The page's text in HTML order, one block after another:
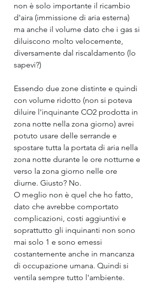
non è solo importante il ricambio
d'aira (immissione di aria esterna)
ma anche il volume dato che i gas si
diluiscono molto velocemente,
diversamente dal riscaldamento (lo
sapevi?)
Essendo due zone distinte e quindi
con volume ridotto (non si poteva
diluire l'inquinante CO2 prodotta in
zona notte nella zona giorno) avrei
potuto usare delle serrande e
spostare tutta la portata di aria nella
zona notte durante le ore notturne e
verso la zona giorno nelle ore
diurne. Giusto? No.
O meglio non è quel che ho fatto,
dato che avrebbe comportato
complicazioni, costi aggiuntivi e
soprattutto gli inquinanti non sono
mai solo 1 e sono emessi
costantemente anche in mancanza
di occupazione umana. Quindi si
ventila sempre tutto l'ambiente.